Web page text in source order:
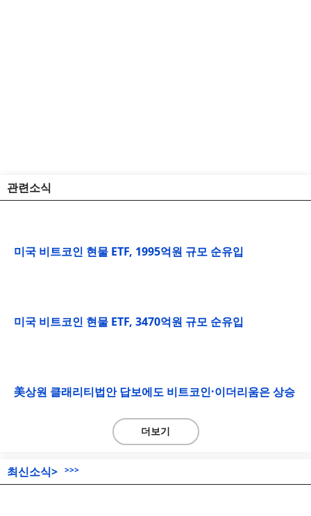
관련소식
미국 비트코인 현물 ETF, 1995억원 규모 순유입
미국 비트코인 현물 ETF, 3470억원 규모 순유입
美상원 클래리티법안 답보에도 비트코인·이더리움은 상승
더보기
최신소식> >>>